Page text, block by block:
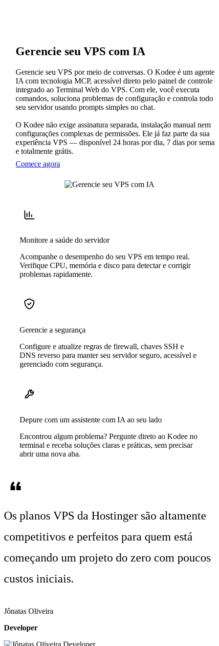
Gerencie seu VPS com IA
Gerencie seu VPS por meio de conversas. O Kodee é um agente
IA com tecnologia MCP, acessível direto pelo painel de controle e
integrado ao Terminal Web do VPS. Com ele, você executa
comandos, soluciona problemas de configuração e controla todo o
seu servidor usando prompts simples no chat.
O Kodee não exige assinatura separada, instalação manual nem
configurações complexas de permissões. Ele já faz parte da sua
experiência VPS — disponível 24 horas por dia, 7 dias por
e totalmente grátis.
Comece agora
Monitore a saúde do servidor
Acompanhe o desempenho do seu VPS em tempo real.
Verifique CPU, memória e disco para detectar e corrigir
problemas rapidamente.
Gerencie a segurança
Configure e atualize regras de firewall, chaves SSH e
DNS reverso para manter seu servidor seguro, acessível e
gerenciado com segurança.
Depure com um assistente com IA ao seu lado
Encontrou algum problema? Pergunte direto ao Kodee no
terminal e receba soluções claras e práticas, sem precisar
abrir uma nova aba.
Os planos VPS da Hostinger são altamente
competitivos e perfeitos para quem está
começando um projeto do zero com poucos
custos iniciais.
Jônatas Oliveira
Developer